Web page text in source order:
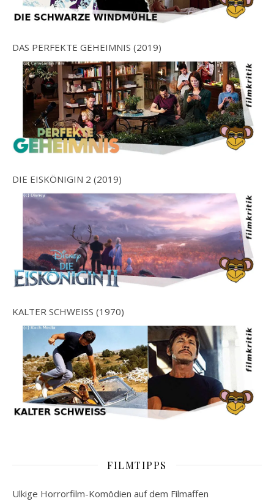
DAS PERFEKTE GEHEIMNIS (2019)
DIE EISKÖNIGIN 2 (2019)
KALTER SCHWEISS (1970)
FILMTIPPS
Ulkige Horrorfilm-Komödien auf dem Filmaffen